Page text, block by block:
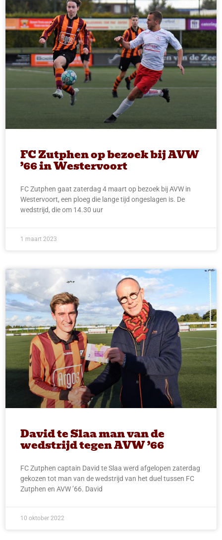
FC Zutphen op bezoek bij AVW
’66 in Westervoort
FC Zutphen gaat zaterdag 4 maart op bezoek bij AVW in
Westervoort, een ploeg die lange tijd ongeslagen is. De
wedstrijd, die om 14.30 uur
1 maart 2023
David te Slaa man van de
wedstrijd tegen AVW ’66
FC Zutphen captain David te Slaa werd afgelopen zaterdag
gekozen tot man van de wedstrijd van het duel tussen FC
Zutphen en AVW ’66. David
10 oktober 2022